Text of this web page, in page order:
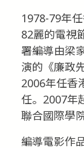
1978-79年
82麗的電視
署編導由梁
演的《廉政
2006年任香
任。2007年
聯合國際學
編導電影作